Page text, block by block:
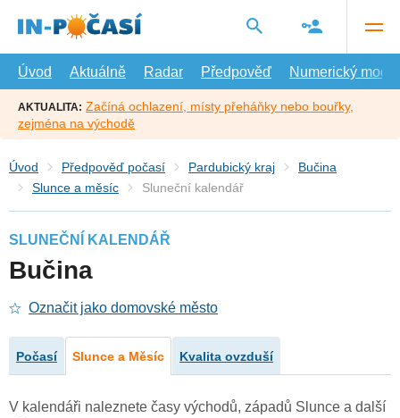
hlavní
Úvod
Aktuálně Radar Předpověď Numerický model
AKTUALITA: Začíná ochlazení, místy přeháňky nebo bouřky,
zejména na východě
Úvod Předpověď počasí Pardubický kraj
Bučina
Slunce a měsíc
Sluneční kalendář
SLUNEČNÍ KALENDÁŘ
Bučina
Označit jako domovské město
Počasí Slunce a Měsíc Kvalita ovzduší
V kalendáři naleznete časy východů, západů Slunce a další